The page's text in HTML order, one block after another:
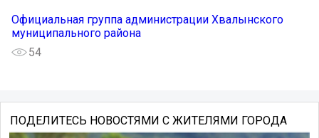
Официальная группа администрации Хвалынского
муниципального района
54
ПОДЕЛИТЕСЬ НОВОСТЯМИ С ЖИТЕЛЯМИ ГОРОДА